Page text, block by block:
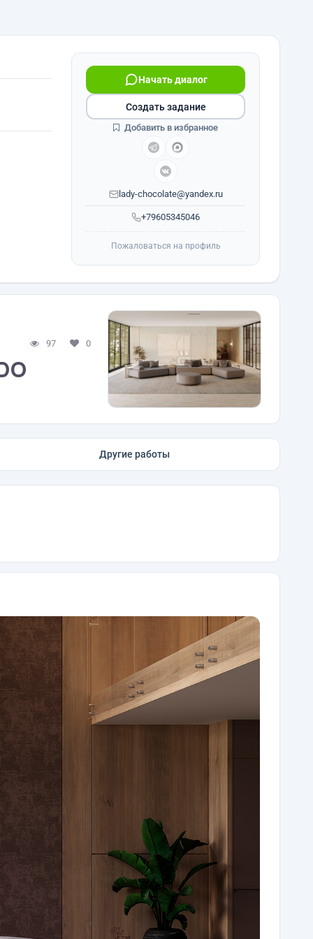
+79605345046
Начать диалог
lady-chocolate@yandex.ru
Создать задание
Добавить в избранное
Пожаловаться на профиль
97 0
Другие работы